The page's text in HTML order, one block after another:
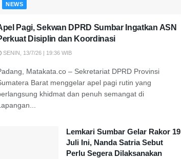
NEWS
Pagi, Sekwan DPRD Sumbar Ingatkan ASN
Disiplin dan Koordinasi
SENIN, 13/7/26 | 19:36 WIB
Matakata.co – Sekretariat DPRD Provinsi
Barat menggelar apel pagi rutin yang
khidmat dan penuh semangat di
Lemkari Sumbar Gelar Rakor 19
Juli Ini, Nanda Satria Sebut
Perlu Segera Dilaksanakan